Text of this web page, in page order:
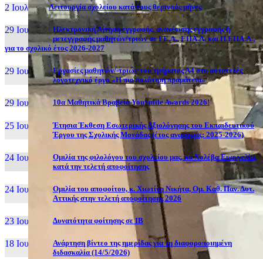
2 Ιουλ, 26 Λειτουργία σχολείου κατά τους θερινούς μήνες
29 Ιουν, 26
Ηλεκτρονική Αίτηση εγγραφής, ανανέωσης εγγραφής ή
μετεγγραφής μαθητών/τριών σε ΓΕ.Λ., ΕΠΑ.Λ. και Π.ΕΠΑ.Λ.,
για το σχολικό έτος 2026-2027
29 Ιουν, 26
Εργασίες μαθητών/-τριών του τμήματος Α4 στο αυτοτελές
λογοτεχνικό έργο «Η πιο πολύτιμη πραμάτεια»
29 Ιουν, 26 10α Μαθητικά Βραβεία YouSmile Awards 2026!
25 Ιουν, 26
Έτησια Έκθεση Εσωτερικής Αξιολόγησης του Εκπαιδευτικού
Έργου της Σχολικής Μονάδας (έτος αναφοράς: 2025-2026)
24 Ιουν, 26
Ομιλία της φιλολόγου του σχολείου μας, κα Χολέβα Ευαγγελία,
κατά την τελετή αποφοίτησης
24 Ιουν, 26
Ομιλία του αποφοίτου, κ. Χιωτίνη Νικήτα, Ομ. Καθ. Παν. Δυτ.
Αττικής στην τελετή αποφοίτησης 2026
23 Ιουν, 26 Δυνατότητα φοίτησης σε ΙΒ
18 Ιουν, 26
Ανάρτηση βίντεο της ημερίδας για τη διαφοροποιημένη
διδασκαλία (14/5/2026)